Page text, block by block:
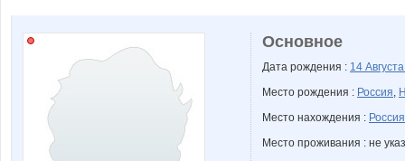
Основное
Дата рождения : 14
Место рождения : Россия,
Место нахождения : Россия
Место проживания : не